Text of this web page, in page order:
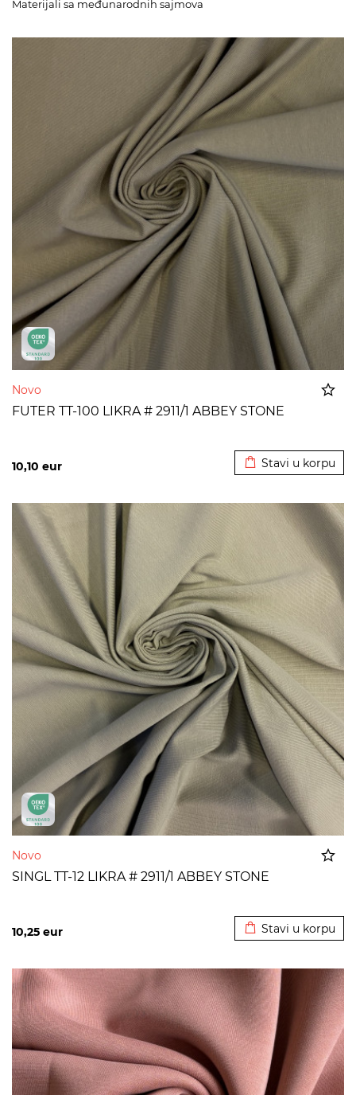
Materijali sa međunarodnih sajmova
Novo
FUTER TT-100 LIKRA # 2911/1 ABBEY STONE
10,10 eur Stavi u korpu
Novo
SINGL TT-12 LIKRA # 2911/1 ABBEY STONE
10,25 eur Stavi u korpu